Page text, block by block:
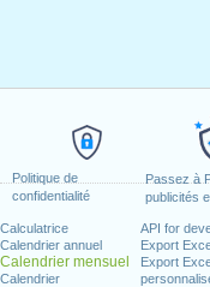
Politique de
confidentialité
Passez à
publicités
Calculatrice
Calendrier annuel
Calendrier mensuel
Calendrier
API for
Export
Export